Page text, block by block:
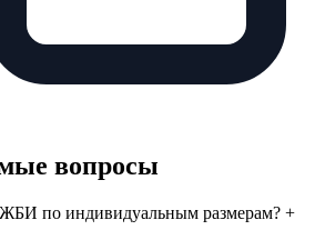
вопросы
по индивидуальным размерам? +